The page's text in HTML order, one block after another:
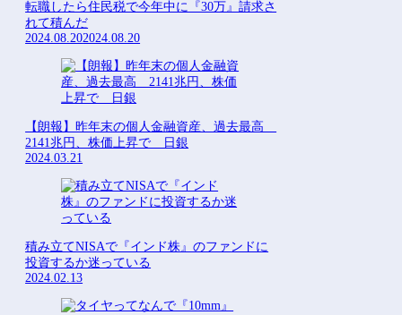
転職したら住民税で今年中に『30万』請求さ
れて積んだ
2024.08.202024.08.20
【朗報】昨年末の個人金融資産、過去最高
2141兆円、株価上昇で 日銀
2024.03.21
積み立てNISAで『インド株』のファンドに
投資するか迷っている
2024.02.13